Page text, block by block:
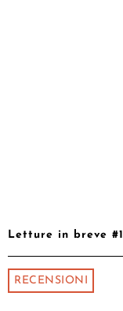
Letture in breve
RECENSIONI